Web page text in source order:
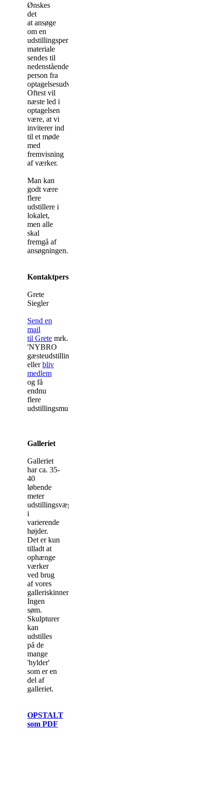
Ønskes
det
at ansøge
om en
udstillingsperiode kan
materiale
sendes til
nedenstående
person fra
optagelsesudvalget.
Oftest vil
næste led i
optagelsen
være, at vi
inviterer ind
til et møde
med
fremvisning
af værker.
Man kan
godt være
flere
udstillere i
lokalet,
men alle
skal
fremgå af
ansøgningen.
Kontaktpersoner
Grete
Siegler
Send en
mail
til Grete mrk.
'NYBRO
gæsteudstilling'
ellerbliv
medlem
og få
endnu
flere
udstillingsmuligheder...
Galleriet
Galleriet
har ca. 35-
40
løbende
meter
udstillingsvæg
i
varierende
højder.
Det er kun
tilladt at
ophænge
værker
ved brug
af vores
galleriskinner.
Ingen
søm.
Skulpturer
kan
udstilles
på de
mange
'hylder'
som er en
del af
galleriet.
OPSTALT
som PDF